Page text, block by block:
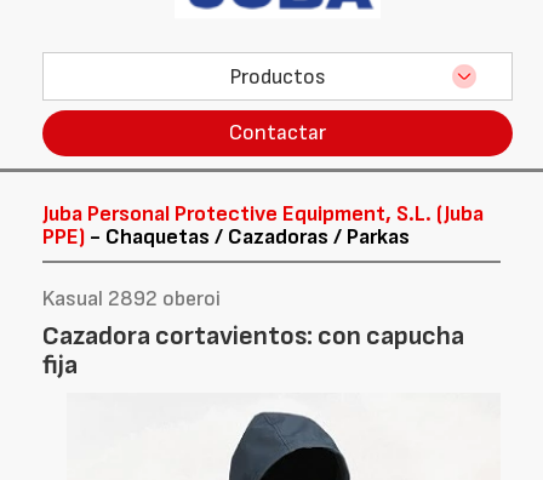
Productos
Contactar
Juba Personal Protective Equipment, S.L. (Juba
PPE) - Chaquetas / Cazadoras / Parkas
Kasual 2892 oberoi
Cazadora cortavientos: con capucha
fija